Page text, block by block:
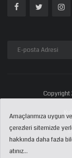
Copyright
Amaçlarımıza uygun
çerezleri sitemizde
hakkında daha fazla
atınız...